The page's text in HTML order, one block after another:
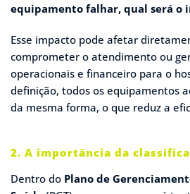
equipamento falhar, qual será o
Esse impacto pode afetar
comprometer o atendimento ou
operacionais e financeiro para o
definição, todos os equipamentos
da mesma forma, o que reduz a
2. A importância da
Dentro do Plano de